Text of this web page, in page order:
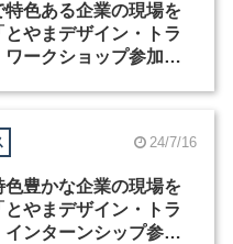
特色ある企業の現場を
とやまデザイン・トラ
ワークショップ参加者
24/7/16
色豊かな企業の現場を
とやまデザイン・トラ
インターンシップ参加